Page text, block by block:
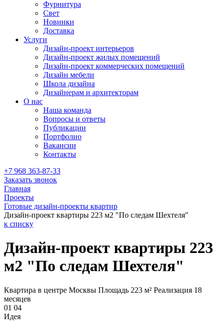
Фурнитура
Свет
Новинки
Доставка
Услуги
Дизайн-проект интерьеров
Дизайн-проект жилых помещений
Дизайн-проект коммерческих помещений
Дизайн мебели
Школа дизайна
Дизайнерам и архитекторам
О нас
Наша команда
Вопросы и ответы
Публикации
Портфолио
Вакансии
Контакты
+7 968 363-87-33
Заказать звонок
Главная
Проекты
Готовые дизайн-проекты квартир
Дизайн-проект квартиры 223 м2 "По следам Шехтеля"
к списку
Дизайн-проект квартиры 223
м2 "По следам Шехтеля"
Квартира в центре Москвы Площадь 223 м² Реализация 18
месяцев
01 04
Идея